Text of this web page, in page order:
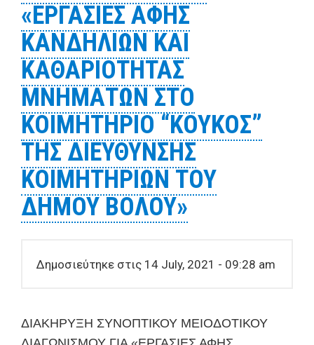
«ΕΡΓΑΣΙΕΣ ΑΦΗΣ
ΚΑΝΔΗΛΙΩΝ ΚΑΙ
ΚΑΘΑΡΙΟΤΗΤΑΣ
ΜΝΗΜΑΤΩΝ ΣΤΟ
ΚΟΙΜΗΤΗΡΙΟ “ΚΟΥΚΟΣ”
ΤΗΣ ΔΙΕΥΘΥΝΣΗΣ
ΚΟΙΜΗΤΗΡΙΩΝ ΤΟΥ
ΔΗΜΟΥ ΒΟΛΟΥ»
Δημοσιεύτηκε στις 14 July, 2021 - 09:28 am
ΔΙΑΚΗΡΥΞΗ ΣΥΝΟΠΤΙΚΟΥ ΜΕΙΟΔΟΤΙΚΟΥ